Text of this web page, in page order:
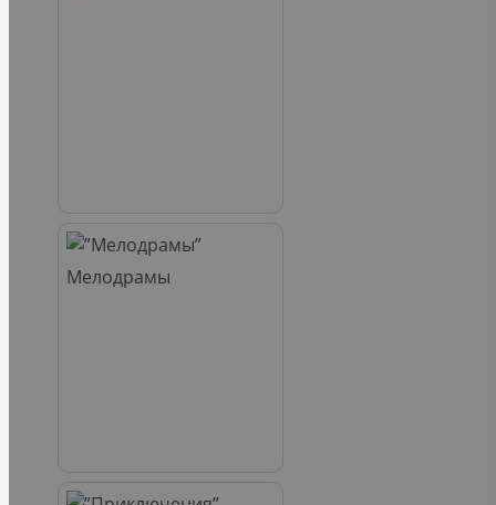
Мелодрамы